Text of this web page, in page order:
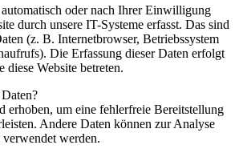
oder nach Ihrer Einwilligung
durch unsere IT-Systeme erfasst. Das sind
(z. B. Internetbrowser, Betriebssystem
Die Erfassung dieser Daten erfolgt
diese Website betreten.
erhoben, um eine fehlerfreie Bereitstellung
Andere Daten können zur Analyse
werden.